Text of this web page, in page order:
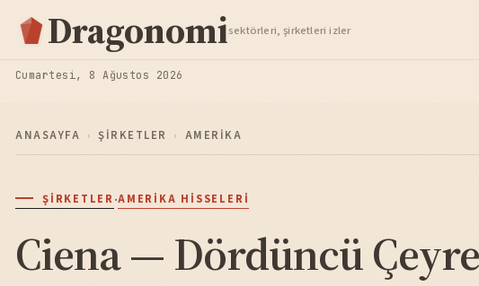
Dragonomisektörleri, şirketleri izler
Cumartesi, 8 Ağustos 2026
ANASAYFA › ŞIRKETLER › AMERIKA
ŞIRKETLER·AMERIKA HISSELERI
Ciena — Dördüncü